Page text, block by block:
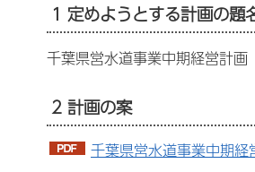
1 定めようとする計画の題
千葉県営水道事業中期経営計画
2 計画の案
千葉県営水道事業中期